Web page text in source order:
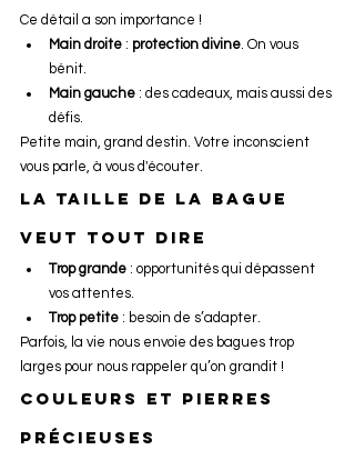
Ce détail a son importance !
Main droite : protection divine. On vous
bénit.
Main gauche : des cadeaux, mais aussi des
défis.
Petite main, grand destin. Votre inconscient
vous parle, à vous d'écouter.
La taille de la bague
veut tout dire
Trop grande : opportunités qui dépassent
vos attentes.
Trop petite : besoin de s’adapter.
Parfois, la vie nous envoie des bagues trop
larges pour nous rappeler qu’on grandit !
Couleurs et pierres
précieuses